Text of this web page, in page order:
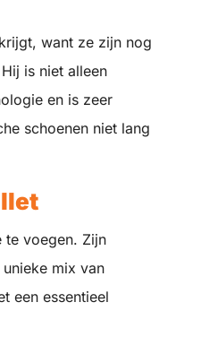
want ze zijn nog
is niet alleen
en is zeer
schoenen niet lang
te voegen. Zijn
mix van
een essentieel